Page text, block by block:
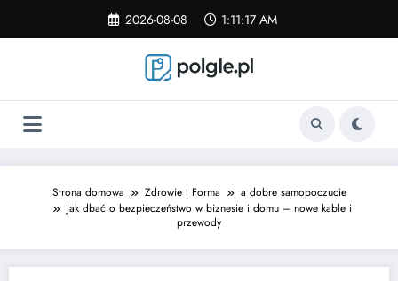
content
2026-08-08 1:11:17 AM
Strona domowa Zdrowie I Forma
a dobre samopoczucie
Jak dbać o bezpieczeństwo w biznesie i domu – nowe kable i
przewody